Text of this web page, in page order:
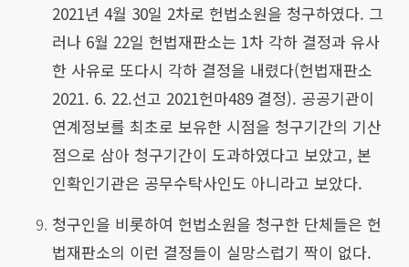
2021년 4월 30일 2차로 헌법소원을 청구하였다. 그
러나 6월 22일 헌법재판소는 1차 각하 결정과 유사
한 사유로 또다시 각하 결정을 내렸다(헌법재판소
2021. 6. 22.선고 2021헌마489 결정). 공공기관이
연계정보를 최초로 보유한 시점을 청구기간의 기산
점으로 삼아 청구기간이 도과하였다고 보았고, 본
인확인기관은 공무수탁사인도 아니라고 보았다.
청구인을 비롯하여 헌법소원을 청구한 단체들은 헌
법재판소의 이런 결정들이 실망스럽기 짝이 없다.